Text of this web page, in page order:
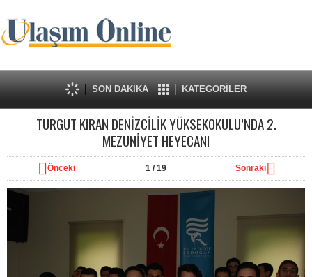
SON DAKİKA KATEGORİLER
TURGUT KIRAN DENİZCİLİK YÜKSEKOKULU’NDA 2.
MEZUNİYET HEYECANI
Önceki 1/ 19 Sonraki